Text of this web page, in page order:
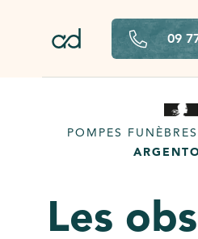
09
POMPES
Les